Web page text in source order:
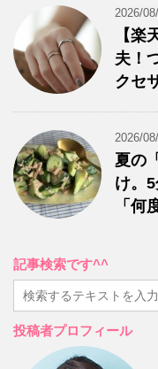
2026/
【楽
夫！
クセ
2026/
夏の
け。
「何
記事検索です^^
投稿者プロフィール